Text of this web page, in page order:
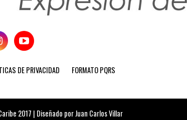
DE PRIVACIDAD FORMATO PQRS
2017 | Diseñado por Juan Carlos Villar